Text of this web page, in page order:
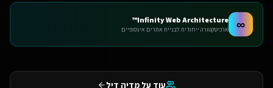
∞
Infinity Web Architecture™
ארכיטקטורה ייחודית לבניית אתרים אינסופיים
עוד על מדיה דיל